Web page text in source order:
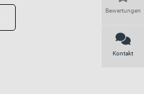
Bewertungen
Kontakt